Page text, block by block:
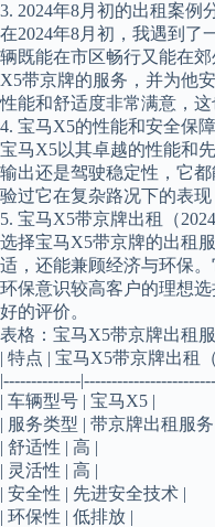
3. 2024年8月初的出租案例
在2024年8月初，我遇到了
辆既能在市区畅行又能在
X5带京牌的服务，并为他
性能和舒适度非常满意，
4. 宝马X5的性能和安全保障
宝马X5以其卓越的性能和
输出还是驾驶稳定性，它
验过它在复杂路况下的表现
5. 宝马X5带京牌出租（
选择宝马X5带京牌的出租
适，还能兼顾经济与环保
环保意识较高客户的理想
好的评价。
表格：宝马X5带京牌出租
| 特点 | 宝马X5带京牌出租
|--------------
| 车辆型号 | 宝马X5 |
| 服务类型 | 带京牌出租服务
| 舒适性 | 高 |
| 灵活性 | 高 |
| 安全性 | 先进安全技术 |
| 环保性 | 低排放 |